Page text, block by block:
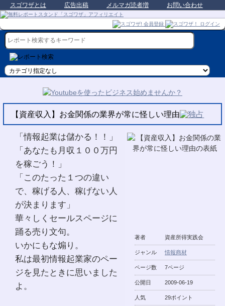
スゴワザとは 広告出稿 メルマガ読者増 お問い合わせ
【資産収入】お金関係の業界が常に怪しい理由
著者 資産所得実践会
ジャンル 情報商材
ページ数 7ページ
公開日 2009-06-19
人気 29ポイント
「情報起業は儲かる！！」
「あなたも月収１００万円
を稼ごう！」
「このたった１つの違い
で、稼げる人、稼げない人
が決まります」
華々しくセールスページに
踊る売り文句。
いかにもな煽り。
私は最初情報起業家のペー
ジを見たときに思いました
よ。